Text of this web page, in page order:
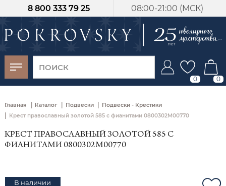
08:00-21:00 (МСК)
8 800 333 79 25
0 0
Главная | Каталог | Подвески | Подвески - Крестики
| Крест православный золотой 585 с фианитами 0800302М00770
КРЕСТ ПРАВОСЛАВНЫЙ ЗОЛОТОЙ 585 С
ФИАНИТАМИ 0800302М00770
В наличии
-30%
от 15 дней с
момента оплаты